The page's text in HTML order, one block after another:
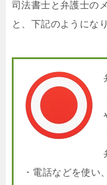
司法書士と弁護士の
と、下記のようにな
・電話などを使い